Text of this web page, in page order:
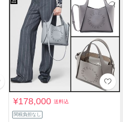
¥178,000送料込
関税負担なし